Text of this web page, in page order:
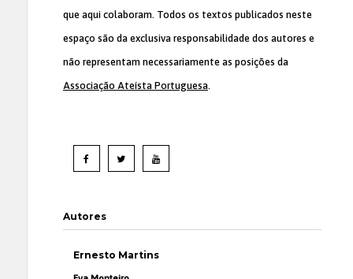
que aqui colaboram. Todos os textos publicados neste
espaço são da exclusiva responsabilidade dos autores e
não representam necessariamente as posições da
Associação Ateísta Portuguesa.
Autores
Ernesto Martins